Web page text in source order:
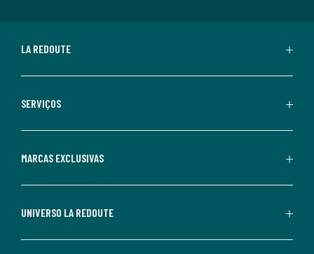
LA REDOUTE
SERVIÇOS
MARCAS EXCLUSIVAS
UNIVERSO LA REDOUTE